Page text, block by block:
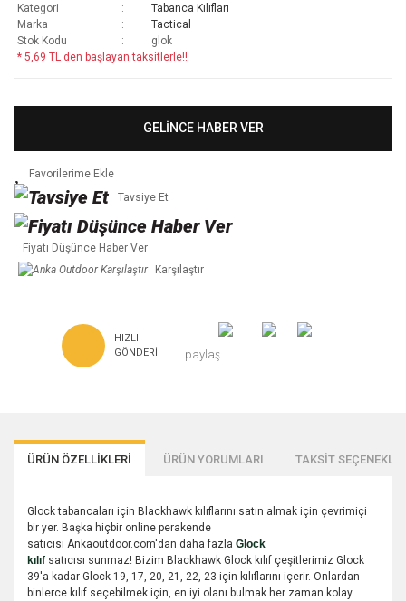
Kategori
Tabanca Kılıfları
Marka
Tactical
Stok Kodu
glok
* 5,69 TL den başlayan taksitlerle!!
GELİNCE HABER VER
Tavsiye Et
Fiyatı Düşünce Haber Ver
Karşılaştır
HIZLI
GÖNDERI
paylaş
ÜRÜN ÖZELLİKLERİ ÜRÜN YORUMLARI TAKSİT
Glock tabancaları için Blackhawk kılıflarını satın almak için çevrimiçi
bir yer. Başka hiçbir online perakende
satıcısı Ankaoutdoor.com'dan daha fazla Glock
kılıf satıcısı sunmaz! Bizim Blackhawk Glock kılıf çeşitlerimiz Glock
39'a kadar Glock 19, 17, 20, 21, 22, 23 için kılıflarını içerir. Onlardan
binlerce kılıf seçebilmek için, en iyi olanı bulmak her zaman kolay